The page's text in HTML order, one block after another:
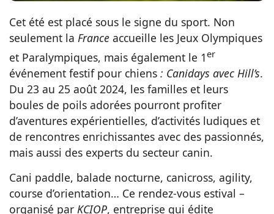
Cet été est placé sous le signe du sport. Non
seulement la France accueille les Jeux Olympiques
et Paralympiques, mais également le 1er
événement festif pour chiens : Canidays avec Hill’s.
Du 23 au 25 août 2024, les familles et leurs
boules de poils adorées pourront profiter
d’aventures expérientielles, d’activités ludiques et
de rencontres enrichissantes avec des passionnés,
mais aussi des experts du secteur canin.
Cani paddle, balade nocturne, canicross, agility,
course d’orientation… Ce rendez-vous estival –
organisé par KCIOP, entreprise qui édite